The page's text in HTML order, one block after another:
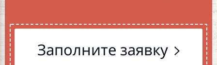
Заполните заявку